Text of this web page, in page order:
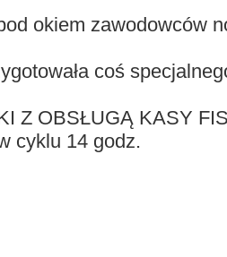
okiem zawodowców
coś
Z OBSŁUGĄ KASY
cyklu 14 godz.